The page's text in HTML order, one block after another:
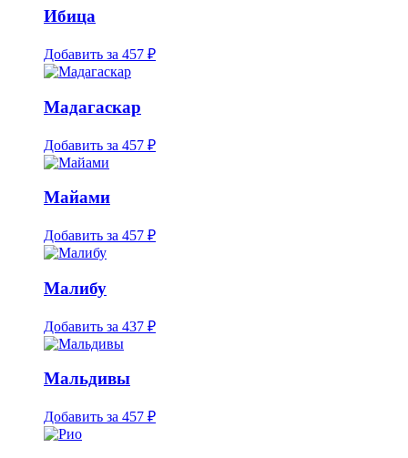
Ибица
Добавить за 457 ₽
Мадагаскар
Добавить за 457 ₽
Майами
Добавить за 457 ₽
Малибу
Добавить за 437 ₽
Мальдивы
Добавить за 457 ₽